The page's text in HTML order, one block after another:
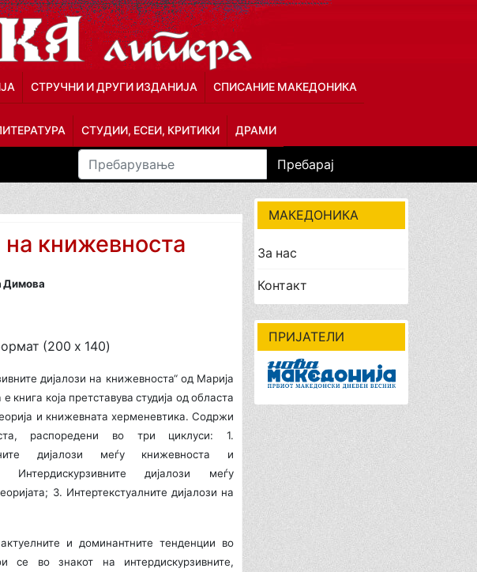
СТРУЧНИ И ДРУГИ ИЗДАНИЈА СПИСАНИЕ МАКЕДОНИКА
СТУДИИ, ЕСЕИ, КРИТИКИ ДРАМИ
Пребарај
на книжевноста
Димова
(200 x 140)
дијалози на книжевноста“ од Марија
книга која претставува студија од областа
и книжевната херменевтика. Содржи
распоредени во три циклуси: 1.
дијалози меѓу книжeвноста и
Интердискурзивните дијалози меѓу
3. Интертекстуалните дијалози на
и доминантните тенденции во
се во знакот на интердискурзивните,
МАКЕДОНИКА
За нас
Контакт
ПРИЈАТЕЛИ